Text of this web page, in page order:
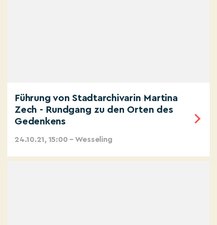
Führung von Stadtarchivarin Martina
Zech - Rundgang zu den Orten des
Gedenkens
24.10.21, 15:00 – Wesseling